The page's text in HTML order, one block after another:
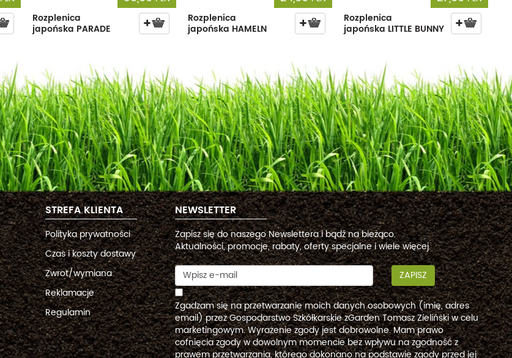
Rozplenica
japońska PARADE
Rozplenica
japońska HAMELN
Rozplenica
japońska LITTLE BUNNY
STREFA KLIENTA
Polityka prywatności
Czas i koszty dostawy
Zwrot/wymiana
Reklamacje
Regulamin
NEWSLETTER
Zapisz się do naszego Newslettera i bądź na bieżąco.
Aktualności, promocje, rabaty, oferty specjalne i wiele więcej.
ZAPISZ
Zgadzam się na przetwarzanie moich danych osobowych (imię, adres
email) przez Gospodarstwo Szkółkarskie zGarden Tomasz Zieliński w celu
marketingowym. Wyrażenie zgody jest dobrowolne. Mam prawo
cofnięcia zgody w dowolnym momencie bez wpływu na zgodność z
prawem przetwarzania, którego dokonano na podstawie zgody przed jej